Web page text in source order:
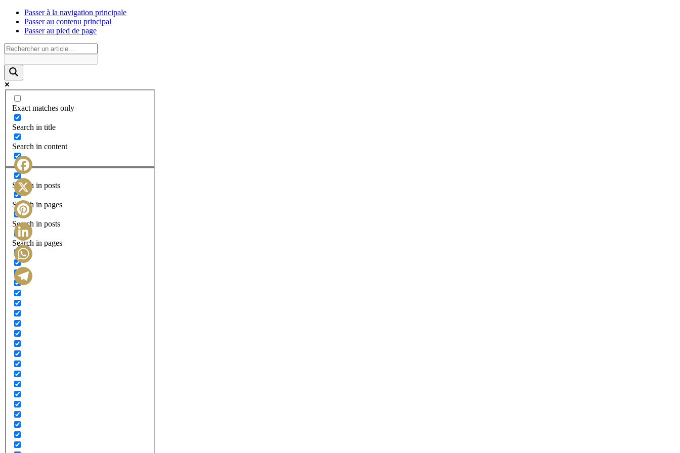
Passer à la navigation principale
Passer au contenu principal
Passer au pied de page
Exact matches only
Search in title
Search in content
Search in posts
Search in pages
Search in posts
Search in pages
Facebook
X
Pinterest
LinkedIn
WhatsApp
Telegram